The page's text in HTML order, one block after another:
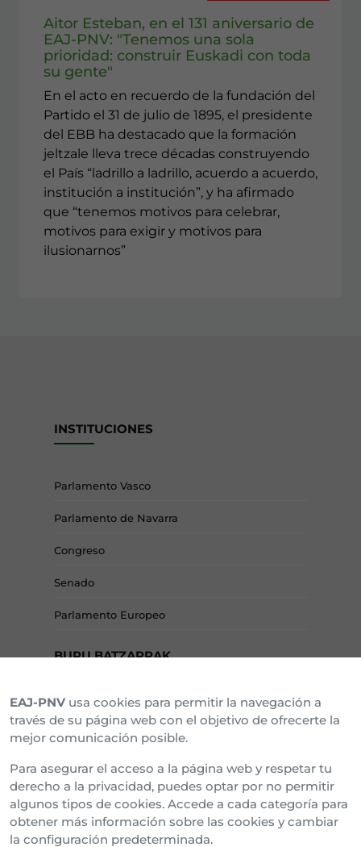
Aitor Esteban, en el 131 aniversario de
EAJ-PNV: "Tenemos una sola
prioridad: construir Euskadi con toda
su gente"
En el acto en recuerdo de la fundación del
Partido el 31 de julio de 1895, el presidente
del EBB ha destacado que la formación
jeltzale lleva trece décadas construyendo
el País “ladrillo a ladrillo, acuerdo a acuerdo,
institución a institución”, y ha afirmado
que “tenemos motivos para celebrar,
motivos para exigir y motivos para
ilusionarnos”
INSTITUCIONES
Parlamento Vasco
Parlamento de Navarra
Congreso
Senado
Parlamento Europeo
BURU BATZARRAK
Araba Buru Batzar
Bizkai Buru Batzar
Gipuzko Buru Batzar
Ipar Buru Batzar
Napar Buru Batzar
EAJ-PNV usa cookies para permitir la navegación a
través de su página web con el objetivo de ofrecerte la
mejor comunicación posible.
Para asegurar el acceso a la página web y respetar tu
derecho a la privacidad, puedes optar por no permitir
algunos tipos de cookies. Accede a cada categoría para
obtener más información sobre las cookies y cambiar
la configuración predeterminada.